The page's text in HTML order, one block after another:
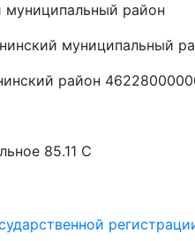
муниципальный район
муниципальный
район
85.11 C